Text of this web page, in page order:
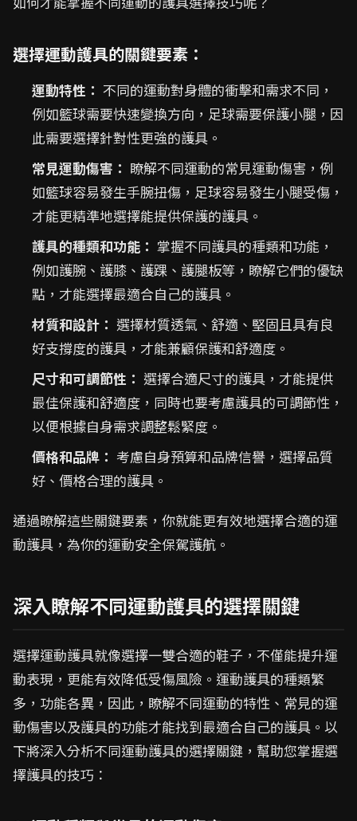
選擇運動護具的關鍵要素：
運動特性： 不同的運動對身體的衝擊和需求不同，
例如籃球需要快速變換方向，足球需要保護小腿，因
此需要選擇針對性更強的護具。
常見運動傷害： 瞭解不同運動的常見運動傷害，例
如籃球容易發生手腕扭傷，足球容易發生小腿受傷，
才能更精準地選擇能提供保護的護具。
護具的種類和功能： 掌握不同護具的種類和功能，
例如護腕、護膝、護踝、護腿板等，瞭解它們的優缺
點，才能選擇最適合自己的護具。
材質和設計： 選擇材質透氣、舒適、堅固且具有良
好支撐度的護具，才能兼顧保護和舒適度。
尺寸和可調節性： 選擇合適尺寸的護具，才能提供
最佳保護和舒適度，同時也要考慮護具的可調節性，
以便根據自身需求調整鬆緊度。
價格和品牌： 考慮自身預算和品牌信譽，選擇品質
好、價格合理的護具。
通過瞭解這些關鍵要素，你就能更有效地選擇合適的運
動護具，為你的運動安全保駕護航。
深入瞭解不同運動護具的選擇關鍵
選擇運動護具就像選擇一雙合適的鞋子，不僅能提升運
動表現，更能有效降低受傷風險。運動護具的種類繁
多，功能各異，因此，瞭解不同運動的特性、常見的運
動傷害以及護具的功能才能找到最適合自己的護具。以
下將深入分析不同運動護具的選擇關鍵，幫助您掌握選
擇護具的技巧：